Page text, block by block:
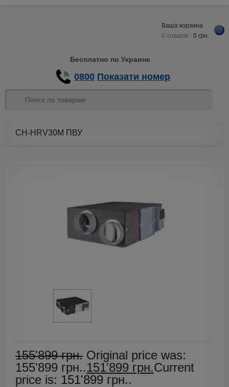
Ваша корзина
0 товарів -0 грн.
Бесплатно по Украине
0800 Показати номер
CH-HRV30M ПВУ
155'899грн. Original price was:
155'899 грн..151'899 грн.Current
price is: 151'899 грн..